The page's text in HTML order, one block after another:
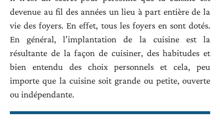
devenue au fil des années un lieu à part entière de la
vie des foyers. En effet, tous les foyers en sont dotés.
En général, l’implantation de la cuisine est la
résultante de la façon de cuisiner, des habitudes et
bien entendu des choix personnels et cela, peu
importe que la cuisine soit grande ou petite, ouverte
ou indépendante.